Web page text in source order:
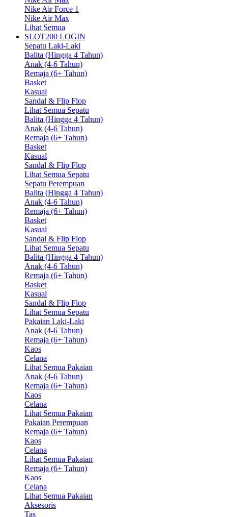
Nike Air Force 1
Nike Air Max
Lihat Semua
SLOT200 LOGIN
Sepatu Laki-Laki
Balita (Hingga 4 Tahun)
Anak (4-6 Tahun)
Remaja (6+ Tahun)
Basket
Kasual
Sandal & Flip Flop
Lihat Semua Sepatu
Balita (Hingga 4 Tahun)
Anak (4-6 Tahun)
Remaja (6+ Tahun)
Basket
Kasual
Sandal & Flip Flop
Lihat Semua Sepatu
Sepatu Perempuan
Balita (Hingga 4 Tahun)
Anak (4-6 Tahun)
Remaja (6+ Tahun)
Basket
Kasual
Sandal & Flip Flop
Lihat Semua Sepatu
Balita (Hingga 4 Tahun)
Anak (4-6 Tahun)
Remaja (6+ Tahun)
Basket
Kasual
Sandal & Flip Flop
Lihat Semua Sepatu
Pakaian Laki-Laki
Anak (4-6 Tahun)
Remaja (6+ Tahun)
Kaos
Celana
Lihat Semua Pakaian
Anak (4-6 Tahun)
Remaja (6+ Tahun)
Kaos
Celana
Lihat Semua Pakaian
Pakaian Perempuan
Remaja (6+ Tahun)
Kaos
Celana
Lihat Semua Pakaian
Remaja (6+ Tahun)
Kaos
Celana
Lihat Semua Pakaian
Aksesoris
Tas